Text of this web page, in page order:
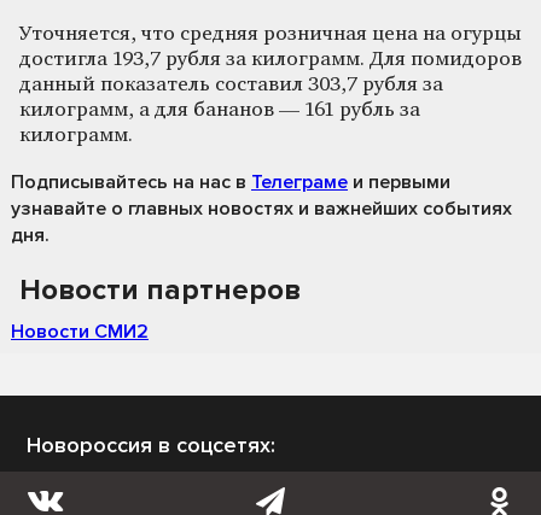
Уточняется, что средняя розничная цена на огурцы
достигла 193,7 рубля за килограмм. Для помидоров
данный показатель составил 303,7 рубля за
килограмм, а для бананов — 161 рубль за
килограмм.
Подписывайтесь на нас в Телеграме и первыми
узнавайте о главных новостях и важнейших событиях
дня.
Новости партнеров
Новости СМИ2
Новороссия в соцсетях: